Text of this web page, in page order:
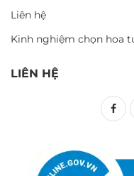
Liên hệ
Kinh nghiệm chọn hoa
LIÊN HỆ